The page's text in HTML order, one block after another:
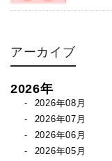
アーカイブ
2026年
2026年08月
2026年07月
2026年06月
2026年05月